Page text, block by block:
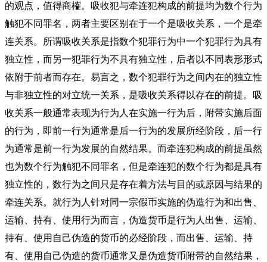
的观点，值得商榷。吸收犯与牵连犯构成的前提均为数个行为
触犯不同罪名，两者主要区别在于一个是吸收关系，一个是牵
连关系。所谓吸收关系是指数个犯罪行为中一个犯罪行为具有
独立性，而另一犯罪行为不具有独立性，后者以不同表形形式
依附于前者而存在。易言之，数个犯罪行为之间内在的独立性
与非独立性的对立统一关系，是吸收关系得以存在的前提。吸
收关系一般通常表现为行为人在实施一行为后，附带实施后面
的行为，即前一行为通常是后一行为的发展所经阶段，后一行
为通常是前一行为发展的自然结果。而牵连犯构成的前提虽然
也为数个行为触犯不同罪名，但是牵连犯的数个行为都是具有
独立性的，数行为之间只是存在着方法与目的或原因与结果的
牵连关系。就行为人针对同一宗假币实施的伪造行为和出售、
运输、持有、使用行为而言，伪造货币是行为人出售、运输、
持有、使用自己伪造的货币的必经阶段，而出售、运输、持
有、使用自己伪造的货币通常又是伪造货币附带的自然结果，